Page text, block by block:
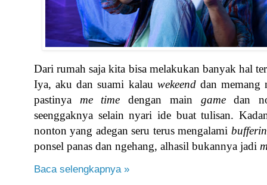
Dari rumah saja kita bisa melakukan banyak hal
Iya, aku dan suami kalau wekeenddan memang
pastinya me time dengan main gamedan
seenggaknya selain nyari ide buat tulisan.
nonton yang adegan seru terus mengalami
ponsel panas dan ngehang, alhasil bukannya jadi
Baca selengkapnya »